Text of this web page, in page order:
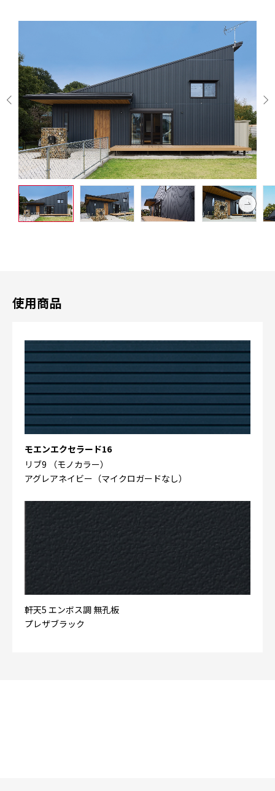
使用商品
モエンエクセラード16
リブ9 （モノカラー）
アグレアネイビー（マイクロガードなし）
軒天5 エンボス調 無孔板
プレザブラック